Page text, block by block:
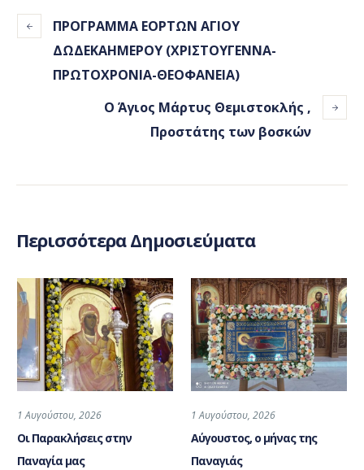
ΠΡΟΓΡΑΜΜΑ ΕΟΡΤΩΝ ΑΓΙΟΥ
ΔΩΔΕΚΑΗΜΕΡΟΥ (ΧΡΙΣΤΟΥΓΕΝΝΑ-
ΠΡΩΤΟΧΡΟΝΙΑ-ΘΕΟΦΑΝΕΙΑ)
Ο Άγιος Μάρτυς Θεμιστοκλής ,
Προστάτης των βοσκών
Περισσότερα Δημοσιεύματα
1 Αυγούστου, 2026
Οι Παρακλήσεις στην
Παναγία μας
1 Αυγούστου, 2026
Αύγουστος, ο μήνας της
Παναγιάς